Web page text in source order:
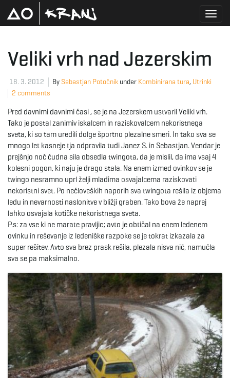
e
a
Veliki vrh nad Jezerskim
18. 3. 2012 By Sebastjan Potočnik under Kombinirana tura, Utrinki
2 comments
Pred davnimi davnimi časi , se je na Jezerskem ustvaril Veliki vrh.
Tako je postal zanimiv iskalcem in raziskovalcem nekoristnega
sveta, ki so tam uredili dolge športno plezalne smeri. In tako sva se
mnogo let kasneje tja odpravila tudi Janez S. in Sebastjan. Vendar je
prejšnjo noč čudna sila obsedla twingota, da je mislil, da ima vsaj 4
kolesni pogon, ki naju je drago stala. Na enem izmed ovinkov se je
twingo nesramno uprl želji mladima osvajalcema raziskovati
nekoristni svet. Po nečloveških naporih sva twingota rešila iz objema
ledu in nevarnosti naslonitve v bližji graben. Tako bova že naprej
lahko osvajala kotičke nekoristnega sveta.
P.s: za vse ki ne marate pravljic; avto je obtičal na enem ledenem
ovinku in reševanje iz ledeniške razpoke se je tokrat izkazala za
super rešitev. Avto sva brez prask rešila, plezala nisva nič, namučla
sva se pa maksimalno.